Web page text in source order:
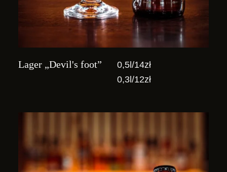
Lager „Devil's foot”
0,5l/14zł
0,3l/12zł